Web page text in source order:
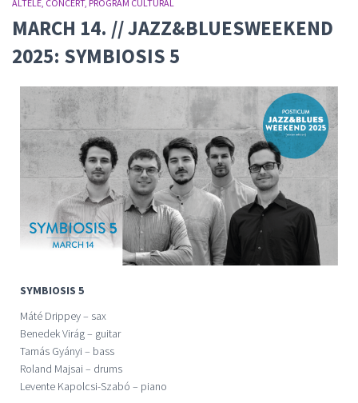
ALTELE CONCERT PROGRAM CULTURAL
MARCH 14. // JAZZ&BLUESWEEKEND
2025: SYMBIOSIS 5
SYMBIOSIS 5
Máté Drippey – sax
Benedek Virág – guitar
Tamás Gyányi – bass
Roland Majsai – drums
Levente Kapolcsi-Szabó – piano